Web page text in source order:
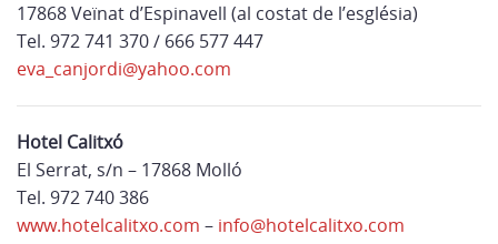
17868 Veïnat d’Espinavell (al costat de l’església)
Tel. 972 741 370 / 666 577 447
eva_canjordi@yahoo.com
Hotel Calitxó
El Serrat, s/n – 17868 Molló
Tel. 972 740 386
www.hotelcalitxo.com – info@hotelcalitxo.com